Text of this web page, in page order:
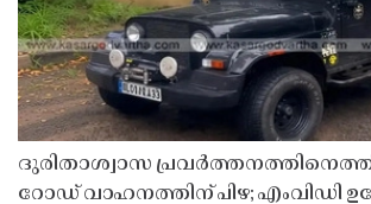
ദുരിതാശ്വാസ
റോഡ് വാഹനത്തിന് പിഴ; എംവിഡി